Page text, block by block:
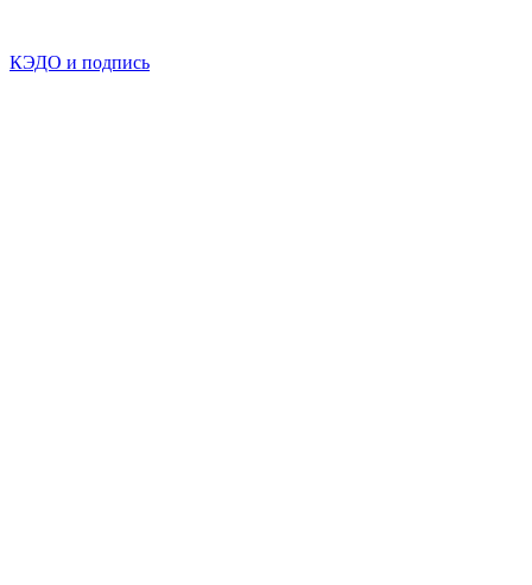
КЭДО и подпись